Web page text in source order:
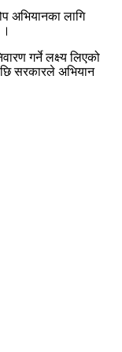
अभियानका लागि
गर्ने लक्ष्य लिएको
सरकारले अभियान